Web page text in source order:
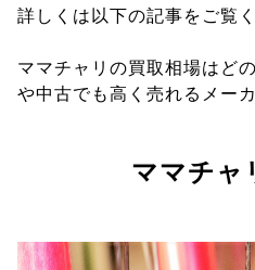
詳しくは以下の記事をご覧く
ママチャリの買取相場はど
や中古でも高く売れるメー
ママチャ